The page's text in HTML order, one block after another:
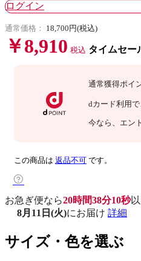
ログイン
通常価格： 18,700円(税込)
￥8,910 税込 タイムセー
通常獲得ポイ
dカード利用
今なら 、エン
この商品は 返品不可 です。
お急ぎ便なら20時間38分09秒
8月11日(火)にお届け 詳細
サイズ・色を選ぶ